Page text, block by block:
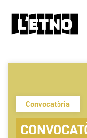
Convocatòria